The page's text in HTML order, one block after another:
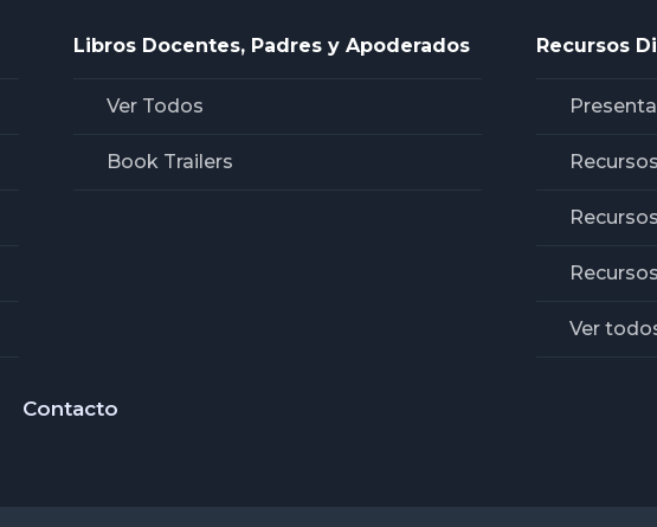
Libros Docentes, Padres y Apoderados
Ver Todos
Book Trailers
Recursos
Ver
Contacto